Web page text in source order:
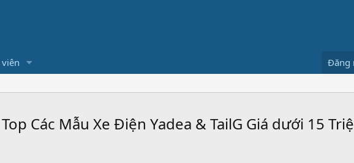
Đăng
Các Mẫu Xe Điện Yadea & TailG Giá dưới 15